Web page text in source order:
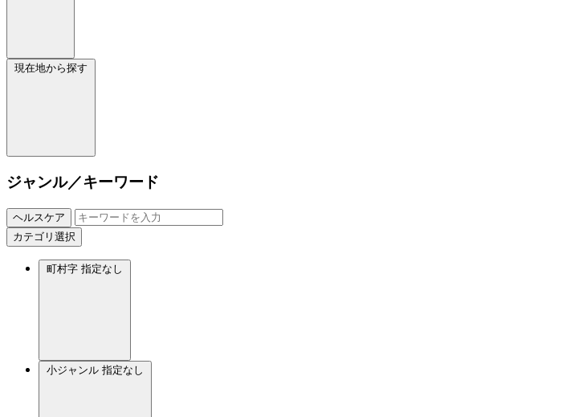
現在地から探す
ジャンル／キーワード
ヘルスケア
カテゴリ選択
町村字 指定なし
小ジャンル 指定なし